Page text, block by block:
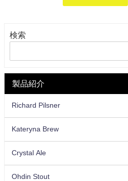
検索
製品紹介
Richard Pilsner
Kateryna Brew
Crystal Ale
Ohdin Stout